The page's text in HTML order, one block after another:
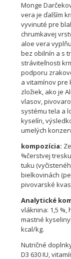
Monge
vera je ďalším
vyvinuté pre
chrumkavej
aloe vera
bez obilnín a s
stráviteľnosti
podporu
a vitamínov pre
zložiek, ako je
vlasov,
systému tela a
kyselín,
umelých
kompozícia:
%čerstvej
tuku
bielkovinách
pivovarské
Analytické
vláknina: 1,5 %,
mastné
kcal/kg.
Nutričné
D3 630 IU,